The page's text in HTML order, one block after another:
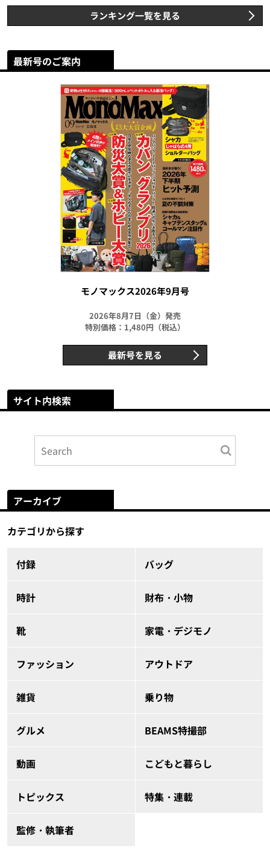
ランキング一覧を見る
最新号のご案内
モノマックス2026年9月号
2026年8月7日（金）発売
特別価格：1,480円（税込）
最新号を見る
サイト内検索
アーカイブ
カテゴリから探す
付録 バッグ
時計 財布・小物
靴 家電・デジモノ
ファッション アウトドア
雑貨 乗り物
グルメ BEAMS特撮部
動画 こどもと暮らし
トピックス 特集・連載
監修・執筆者